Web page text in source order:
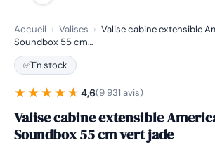
Accueil › Valises › Valise cabine extensible
Soundbox 55 cm…
✅En stock
★★★★★
★★★★★ 4,6(9 931 avis)
Valise cabine extensible
Soundbox 55 cm vert jade